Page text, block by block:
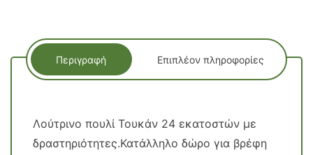
Περιγραφή Επιπλέον πληροφορίες
Λούτρινο πουλί Τουκάν 24 εκατοστών με
δραστηριότητες.Κατάλληλο δώρο για βρέφη